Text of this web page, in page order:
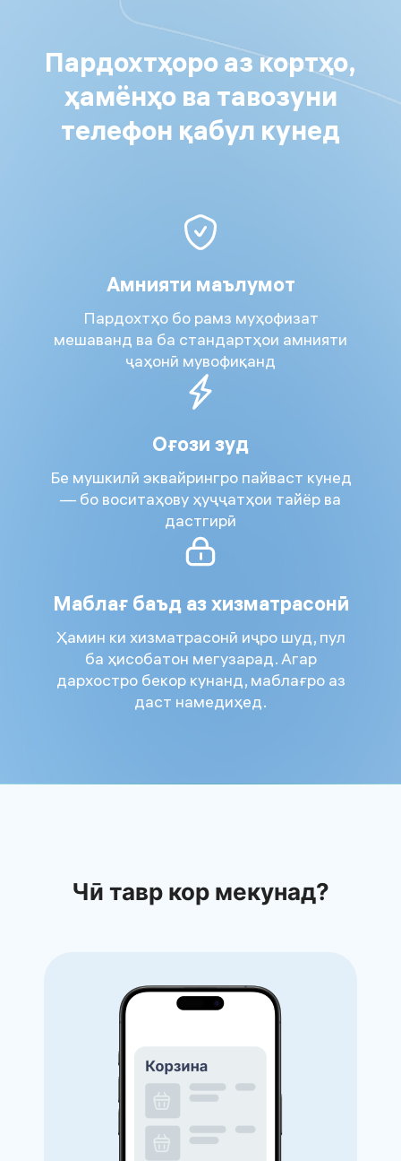
Пардохтҳоро аз кортҳо,
ҳамёнҳо ва тавозуни
телефон қабул кунед
Амнияти маълумот
Пардохтҳо бо рамз муҳофизат
мешаванд ва ба стандартҳои амнияти
ҷаҳонӣ мувофиқанд
Оғози зуд
Бе мушкилӣ эквайрингро пайваст кунед
— бо воситаҳову ҳуҷҷатҳои тайёр ва
дастгирӣ
Маблағ баъд аз хизматрасонӣ
Ҳамин ки хизматрасонӣ иҷро шуд, пул
ба ҳисобатон мегузарад. Агар
дархостро бекор кунанд, маблағро аз
даст намедиҳед.
Чӣ тавр кор мекунад?